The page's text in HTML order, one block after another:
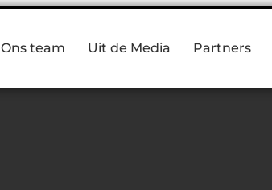
Ons team Uit de Media Partners